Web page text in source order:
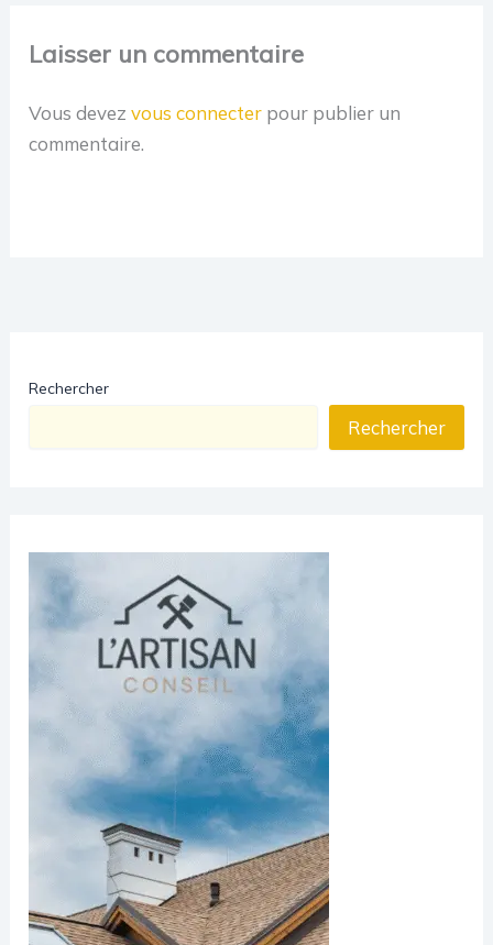
Laisser un commentaire
Vous devezvous connecter pour publier un
commentaire.
Rechercher
Rechercher